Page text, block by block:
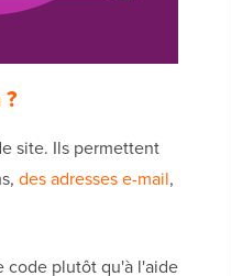
site. Ils permettent
des adresses e-mail,
code plutôt qu'à l'aide